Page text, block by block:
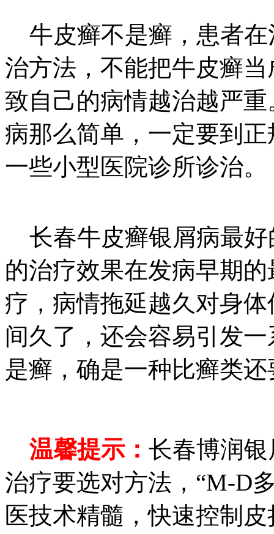
牛皮癣不是癣，患者在
治方法，不能把牛皮癣
致自己的病情越治越严
病那么简单，一定要到
一些小型医院诊所诊治。
长春牛皮癣银屑病最好
的治疗效果在发病早期
疗，病情拖延越久对身
间久了，还会容易引发
是癣，确是一种比癣类
温馨提示： 长春博润
治疗要选对方法，“M-D
医技术精髓，快速控制